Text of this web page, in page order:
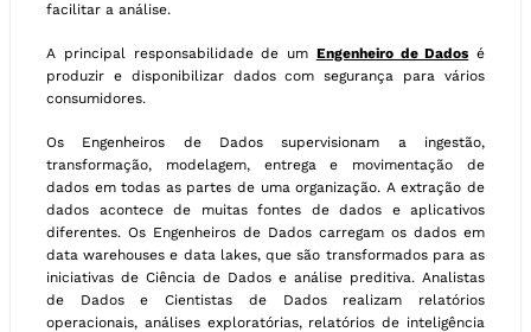
facilitar a análise.
A principal responsabilidade de um Engenheiro de Dados é
produzir e disponibilizar dados com segurança para vários
consumidores.
Os Engenheiros de Dados supervisionam a ingestão,
transformação, modelagem, entrega e movimentação de
dados em todas as partes de uma organização. A extração de
dados acontece de muitas fontes de dados e aplicativos
diferentes. Os Engenheiros de Dados carregam os dados em
data warehouses e data lakes, que são transformados para as
iniciativas de Ciência de Dados e análise preditiva. Analistas
de Dados e Cientistas de Dados realizam relatórios
operacionais, análises exploratórias, relatórios de inteligência